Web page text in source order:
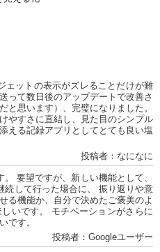
ェットの表示がズレることだけが難
って数日後のアップデートで改善さ
と思います）、完璧になりました。
やすさに直結し、見た目のシンプル
える記録アプリとしてとても良い塩
投稿者：なになに
要望ですが、新しい機能として、
続して行った場合に、 振り返りや意
る機能か、自分で決めたご褒美のよ
いです。 モチベーションがさらに
です。
投稿者：Googleユーザー